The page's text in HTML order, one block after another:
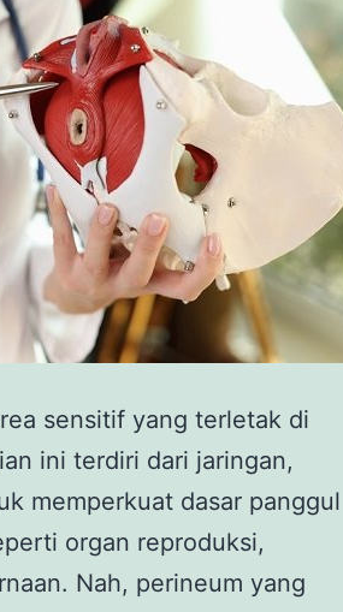
sensitif yang terletak di
ini terdiri dari jaringan,
memperkuat dasar panggul
organ reproduksi,
Nah, perineum yang